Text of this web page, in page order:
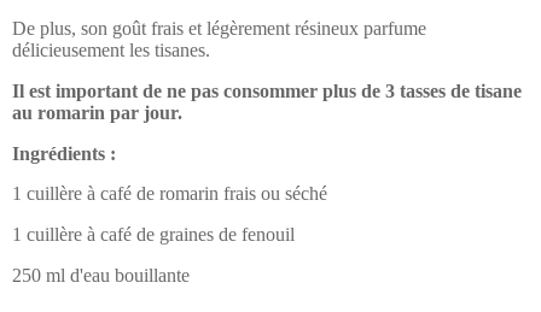
De plus, son goût frais et légèrement résineux parfume
délicieusement les tisanes.
Il est important de ne pas consommer plus de 3 tasses de tisane
au romarin par jour.
Ingrédients :
1 cuillère à café de romarin frais ou séché
1 cuillère à café de graines de fenouil
250 ml d'eau bouillante